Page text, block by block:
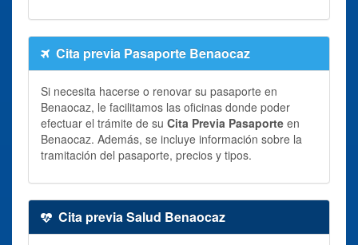
Cita previa Pasaporte Benaocaz
Si necesita hacerse o renovar su pasaporte en
Benaocaz, le facilitamos las oficinas donde poder
efectuar el trámite de su Cita Previa Pasaporte en
Benaocaz. Además, se incluye información sobre la
tramitación del pasaporte, precios y tipos.
Cita previa Salud Benaocaz